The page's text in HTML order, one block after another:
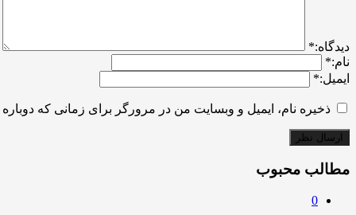
ديدگاه:*
نام:*
ایمیل:*
ذخیره نام، ایمیل و وبسایت من در مرورگر برای زمانی که
مطالب محبوب
0